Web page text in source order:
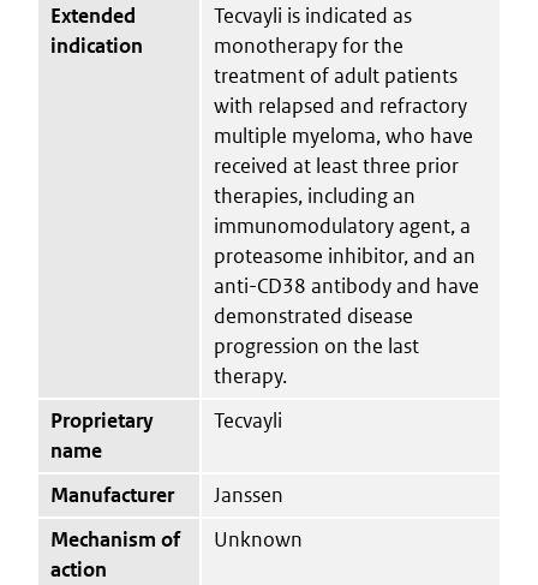
Extended
indication
Tecvayli is indicated as
monotherapy for the
treatment of adult patients
with relapsed and refractory
multiple myeloma, who have
received at least three prior
therapies, including an
immunomodulatory agent, a
proteasome inhibitor, and an
anti-CD38 antibody and have
demonstrated disease
progression on the last
therapy.
Proprietary
name
Tecvayli
Manufacturer
Janssen
Mechanism of
action
Unknown